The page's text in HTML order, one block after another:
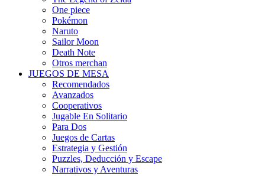
One piece
Pokémon
Naruto
Sailor Moon
Death Note
Otros merchan
JUEGOS DE MESA
Recomendados
Avanzados
Cooperativos
Jugable En Solitario
Para Dos
Juegos de Cartas
Estrategia y Gestión
Puzzles, Deducción y Escape
Narrativos y Aventuras